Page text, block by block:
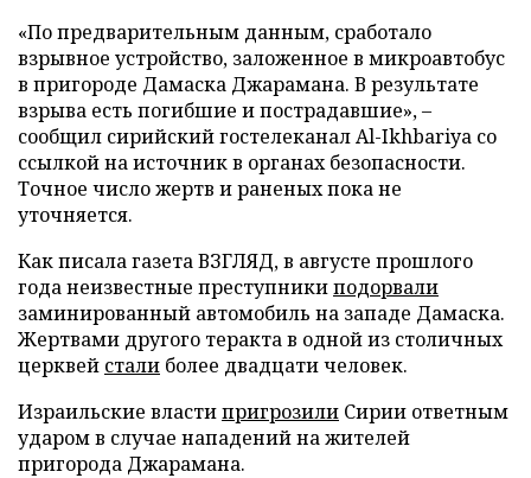
«По предварительным данным, сработало
взрывное устройство, заложенное в микроавтобус
в пригороде Дамаска Джарамана. В результате
взрыва есть погибшие и пострадавшие», –
сообщил сирийский гостелеканал Al-Ikhbariya со
ссылкой на источник в органах безопасности.
Точное число жертв и раненых пока не
уточняется.
Как писала газета ВЗГЛЯД, в августе прошлого
года неизвестные преступникиподорвали
заминированный автомобиль на западе Дамаска.
Жертвами другого теракта в одной из столичных
церквей стали более двадцати человек.
Израильские властипригрозили Сирии ответным
ударом в случае нападений на жителей
пригорода Джарамана.